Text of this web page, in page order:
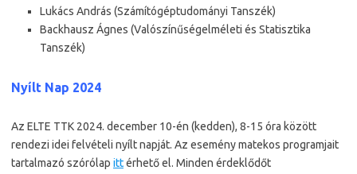
Lukács András (Számítógéptudományi Tanszék)
Backhausz Ágnes (Valószínűségelméleti és Statisztika
Tanszék)
Nyílt Nap 2024
Az ELTE TTK 2024. december 10-én (kedden), 8-15 óra között
rendezi idei felvételi nyílt napját. Az esemény matekos programjait
tartalmazó szórólap ittérhető el. Minden érdeklődőt